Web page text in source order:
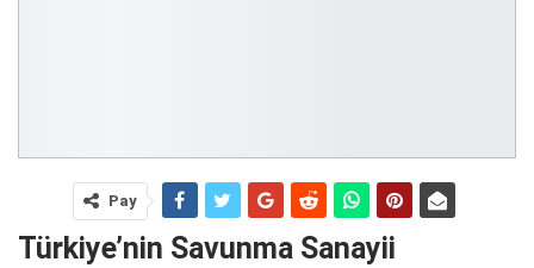
Pay
Türkiye’nin Savunma Sanayii